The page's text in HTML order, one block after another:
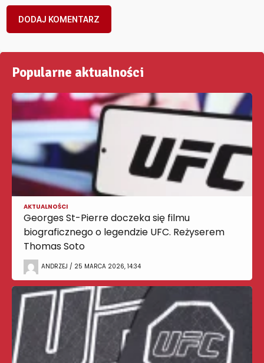
Popularne aktualności
AKTUALNOŚCI
Georges St-Pierre doczeka się filmu
biograficznego o legendzie UFC. Reżyserem
Thomas Soto
ANDRZEJ / 25 MARCA 2026, 14:34